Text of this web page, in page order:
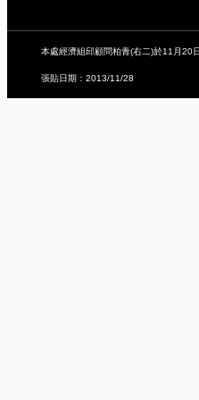
本處經濟組邱顧問柏青(右二)於11月20
張貼日期：2013/11/28